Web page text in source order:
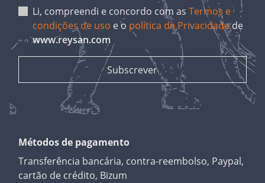
Li, compreendi e concordo com asTermos e
condições de uso e o política de Privacidadede
www.reysan.com
Métodos de pagamento
Transferência bancária, contra-reembolso, Paypal,
cartão de crédito, Bizum